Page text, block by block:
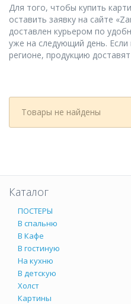
Для того, чтобы купить
оставить заявку на сайте
доставлен курьером по
уже на следующий день. Если
регионе, продукцию
Товары не найдены
Каталог
ПОСТЕРЫ
В спальню
В Кафе
В гостиную
На кухню
В детскую
Холст
Картины